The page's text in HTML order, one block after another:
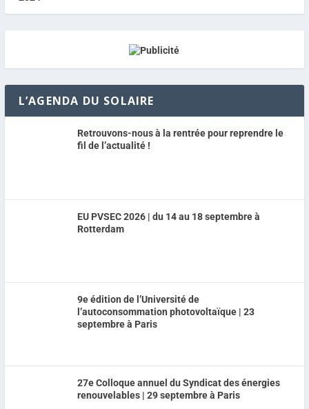
L’AGENDA DU SOLAIRE
Retrouvons-nous à la rentrée pour reprendre le
fil de l’actualité !
EU PVSEC 2026 | du 14 au 18 septembre à
Rotterdam
9e édition de l’Université de
l’autoconsommation photovoltaïque | 23
septembre à Paris
27e Colloque annuel du Syndicat des énergies
renouvelables | 29 septembre à Paris